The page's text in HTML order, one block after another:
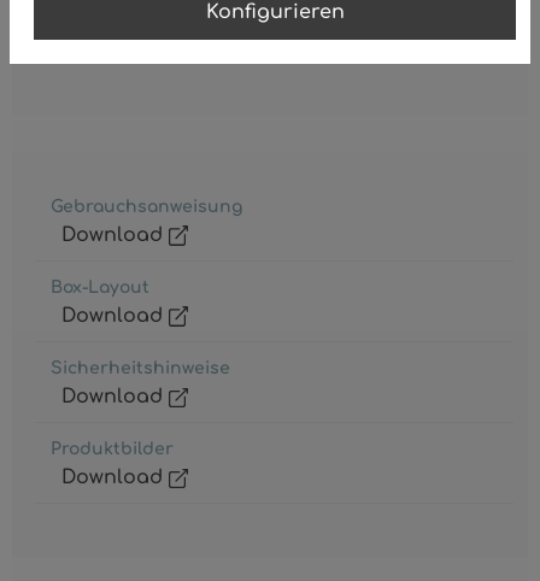
Konfigurieren
230 Volt
Gebrauchsanweisung
Download
Box-Layout
Download
Sicherheitshinweise
Download
Produktbilder
Download